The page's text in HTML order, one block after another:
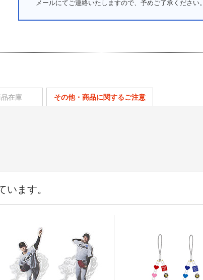
メールにてご連絡いたしますので、予めご了承ください。
在庫 その他・商品に関するご注意
ます。